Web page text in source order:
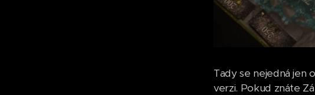
Tady se nejedná jen
verzi. Pokud znáte